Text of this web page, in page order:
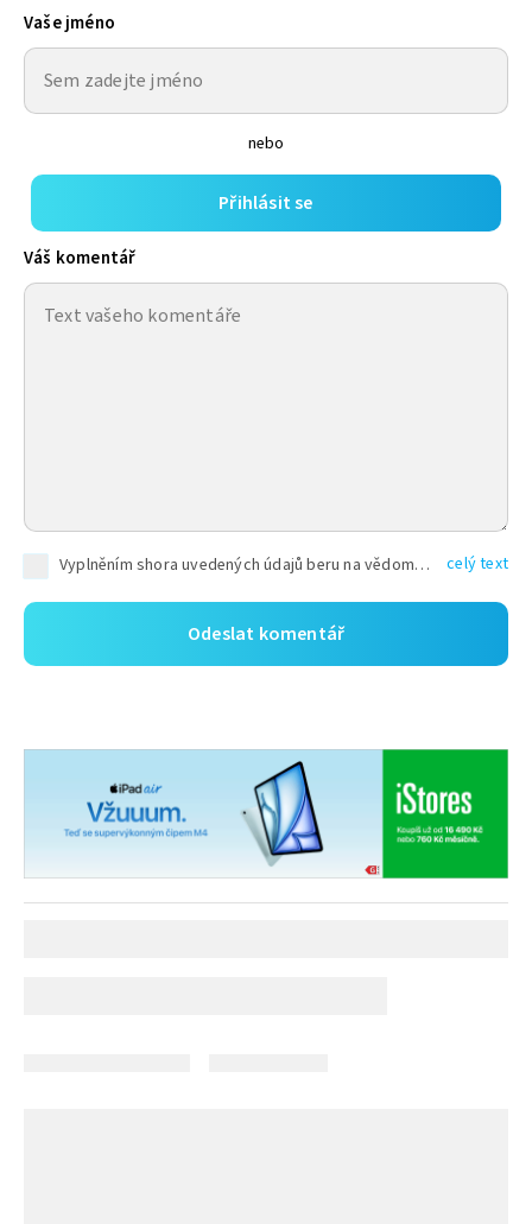
Vaše jméno
nebo
Přihlásit se
Váš komentář
Vyplněním shora uvedených údajů beru na vědomí, že společnost TEXT FACTORY s.r.o., sídlem Brno, Durďákova 336/29, Černá Pole, PSČ: 613 00, IČ: 06157831, zapsané u Krajského soudu v Brně, oddíl C, vložka 100399, bude zpracovávat mé osobní údaje uvedené v rámci mnou vyplněného registračního formuláře na základě oprávněných zájmů TEXT FACTORY s.r.o. dle čl. 6 odst. 1 písm. f) GDPR a pro splnění právních povinností (čl. 6 odst. 1 písm. c) GDPR), a to pro tyto účely: nezbytnost zajistit oprávnění návštěvníka webových stránek provozovaných společností TEXT FACTORY s.r.o. přispívat aktivně ke zveřejněným článkům nebo v rámci diskusních fór a výkon práv TEXT FACTORY s.r.o. jako administrátora těchto diskusních fór. Více informací o zpracování osobních údajů a právech lze nalézt v celý text